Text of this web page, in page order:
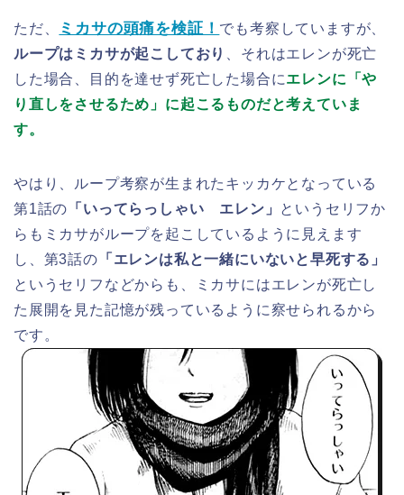
ただ、 ミカサの頭痛を検証！ でも考察していますが、
ループはミカサが起こしており 、それはエレンが死亡
した場合、目的を達せず死亡した場合にエレンに「や
り直しをさせるため」に起こるものだと考えていま
す。
やはり、ループ考察が生まれたキッカケとなっている
第1話の 「いってらっしゃい エレン」 というセリフか
らもミカサがループを起こしているように見えます
し、第3話の 「エレンは私と一緒にいないと早死する」
というセリフなどからも、ミカサにはエレンが死亡し
た展開を見た記憶が残っているように察せられるから
です。